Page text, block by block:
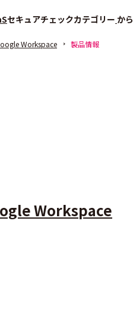
セキュアチェックカテゴリー か
Workspace 製品情報
Workspace